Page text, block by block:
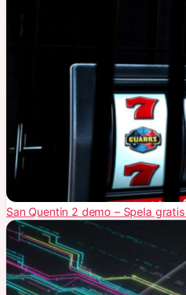
San Quentin 2 demo – Spela